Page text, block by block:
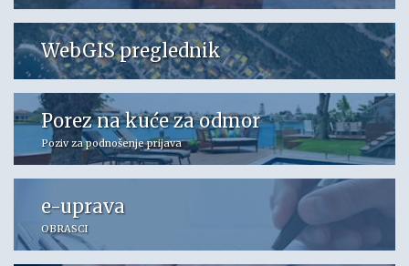
WebGIS preglednik
Porez na kuće za odmor
Poziv za podnošenje prijava
e-uprava
OBRASCI